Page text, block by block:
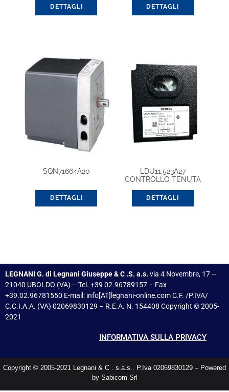
DETTAGLI DETTAGLI
SQN71664A20
DETTAGLI
LDU11.523A27
CONTROLLO TENUTA
DETTAGLI
LEGNANI G. di Legnani Giuseppe & C .S. a.s. via 4 Novembre, 17 –
21040 UBOLDO (VA) – Tel. +39 02.96789157 – Fax
+39.02.96781550 E-mail: info[AT]legnani-online.com C.F. /P.IVA/
C.C.I.A.A. (VA) 02069830129 – R.E.A. N. 154408 Copyright © 2005-
2021
INFORMATIVA SULLA PRIVACY
Copyright © 2005-2021 Legnani & C . s.a.s.. P.Iva 02069830129 – Powered
by Sabicom Srl